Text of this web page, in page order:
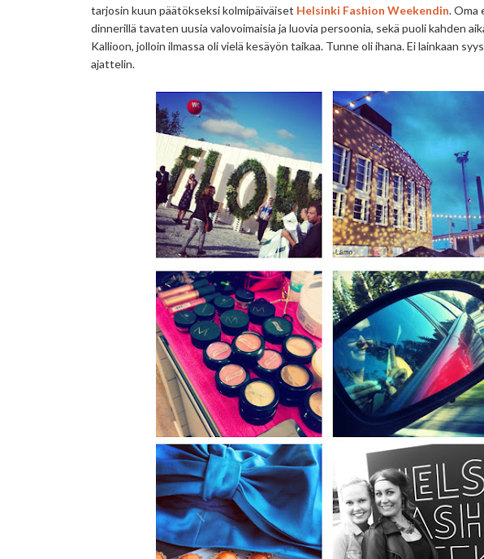
tarjosin kuun päätökseksi kolmipäiväiset Helsinki Fashion Weekendin. Oma
dinnerillä tavaten uusia valovoimaisia ja luovia persoonia, sekä puoli kahden
Kallioon, jolloin ilmassa oli vielä kesäyön taikaa. Tunne oli ihana. Ei lainkaan
ajattelin.